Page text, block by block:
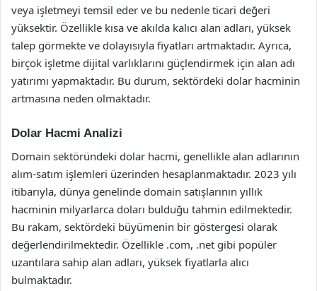
veya işletmeyi temsil eder ve bu nedenle ticari değeri
yüksektir. Özellikle kısa ve akılda kalıcı alan adları, yüksek
talep görmekte ve dolayısıyla fiyatları artmaktadır. Ayrıca,
birçok işletme dijital varlıklarını güçlendirmek için alan adı
yatırımı yapmaktadır. Bu durum, sektördeki dolar hacminin
artmasına neden olmaktadır.
Dolar Hacmi Analizi
Domain sektöründeki dolar hacmi, genellikle alan adlarının
alım-satım işlemleri üzerinden hesaplanmaktadır. 2023 yılı
itibarıyla, dünya genelinde domain satışlarının yıllık
hacminin milyarlarca doları bulduğu tahmin edilmektedir.
Bu rakam, sektördeki büyümenin bir göstergesi olarak
değerlendirilmektedir. Özellikle .com, .net gibi popüler
uzantılara sahip alan adları, yüksek fiyatlarla alıcı
bulmaktadır.